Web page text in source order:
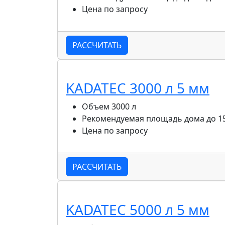
Цена по запросу
РАССЧИТАТЬ
KADATEC 3000 л 5 мм
Объем 3000 л
Рекомендуемая площадь дома до
Цена по запросу
РАССЧИТАТЬ
KADATEC 5000 л 5 мм